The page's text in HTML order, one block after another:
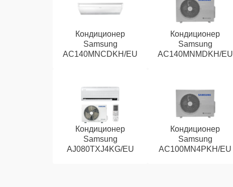
Кондиционер
Samsung
AC140MNCDKH/EU
Кондиционер
Samsung
AC140MNMDKH/EU
Кондиционер
Samsung
AJ080TXJ4KG/EU
Кондиционер
Samsung
AC100MN4PKH/EU